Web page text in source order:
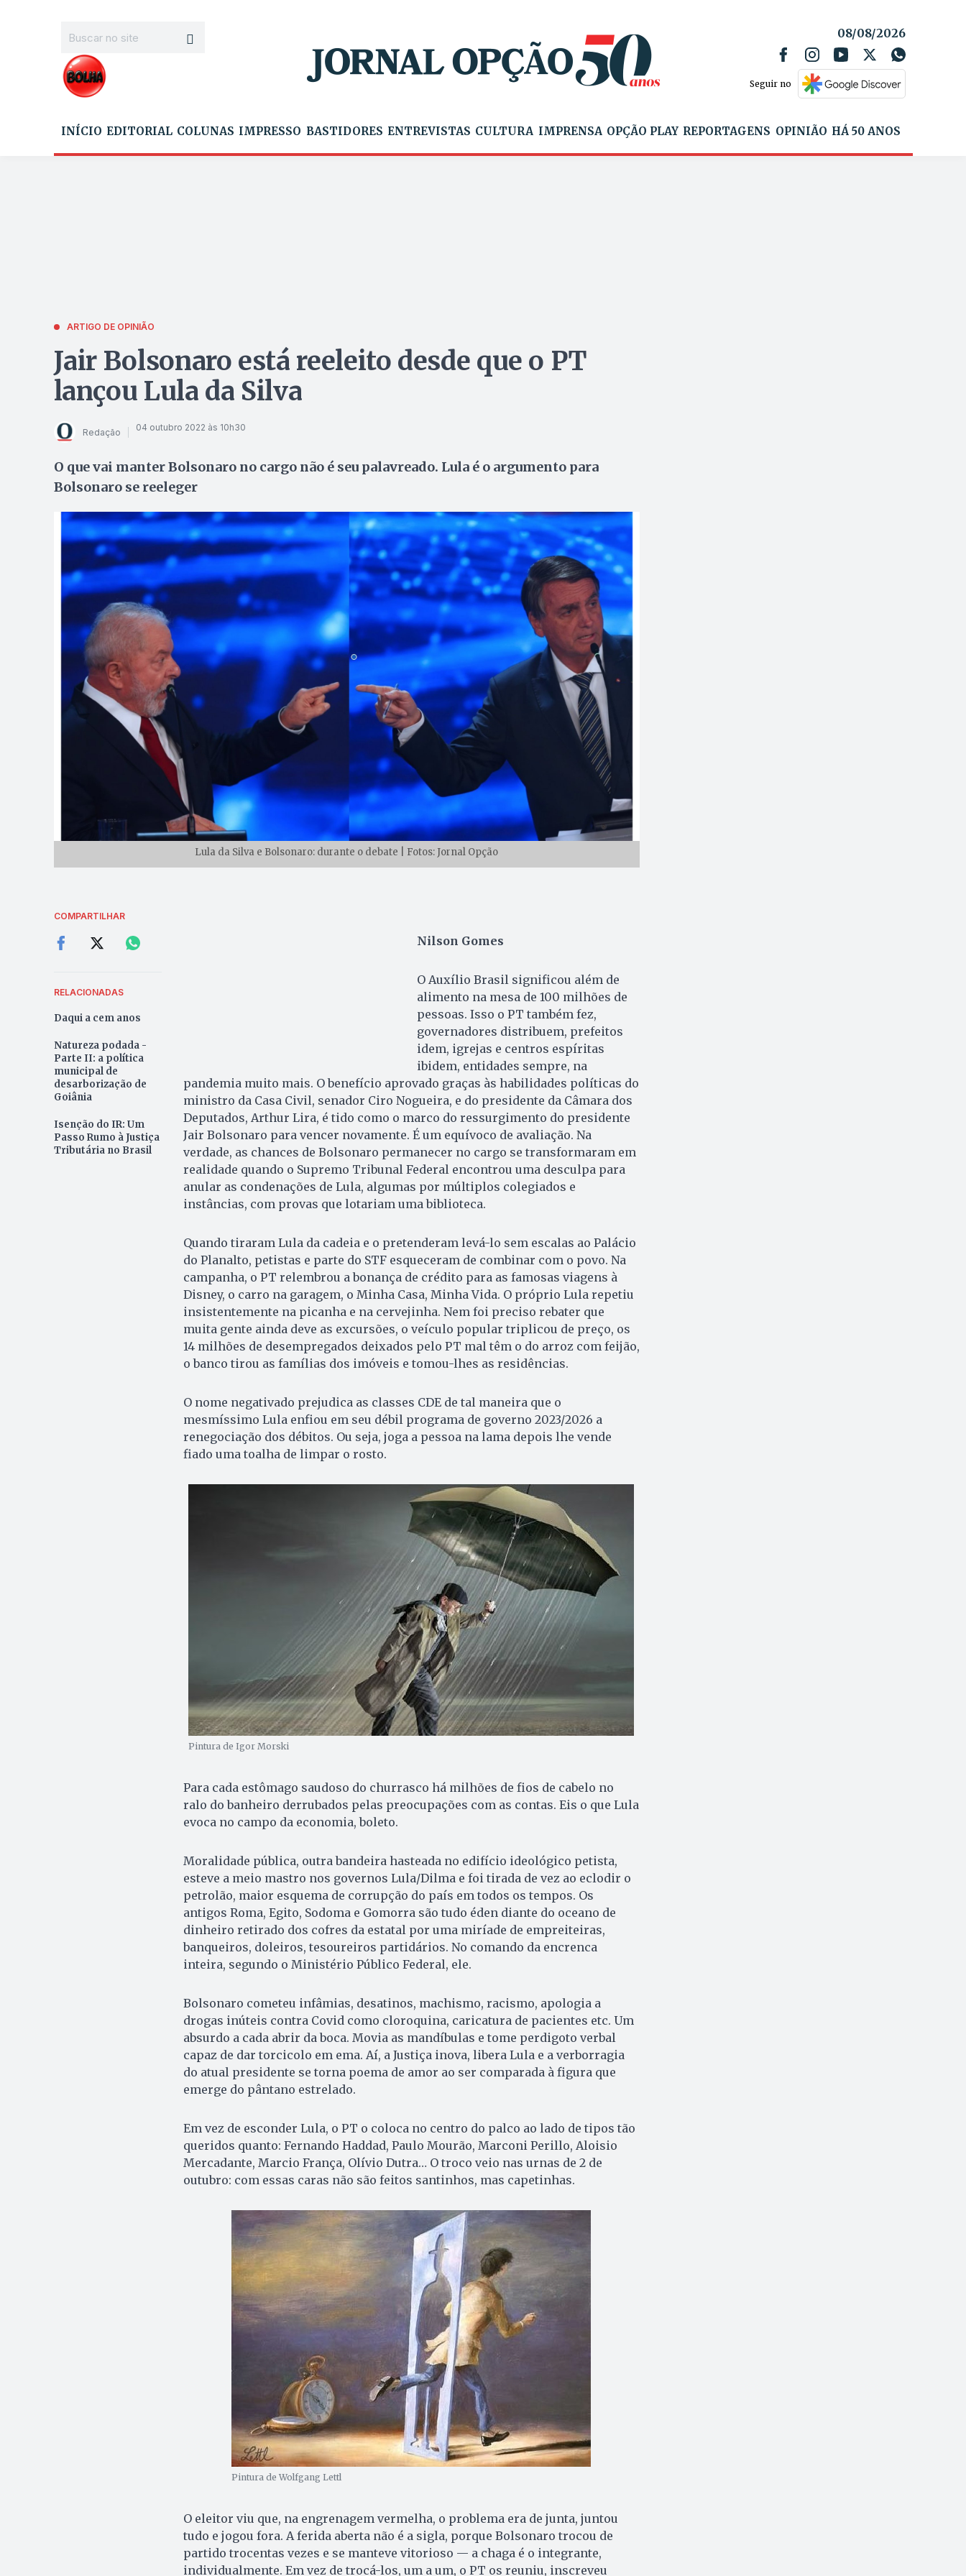
08/08/2026
Seguir no
INÍCIO EDITORIAL COLUNAS IMPRESSO BASTIDORES ENTREVISTAS CULTURA IMPRENSA OPÇÃO PLAY REPORTAGENS OPINIÃO HÁ 50 ANOS
ARTIGO DE OPINIÃO
Jair Bolsonaro está reeleito desde que o PT
lançou Lula da Silva
Redação 04 outubro 2022 às 10h30
O que vai manter Bolsonaro no cargo não é seu palavreado. Lula é o argumento para
Bolsonaro se reeleger
Lula da Silva e Bolsonaro: durante o debate | Fotos: Jornal Opção
COMPARTILHAR
RELACIONADAS
Daqui a cem anos
Natureza podada -
Parte II: a política
municipal de
desarborização de
Goiânia
Isenção do IR: Um
Passo Rumo à Justiça
Tributária no Brasil
Nilson Gomes
O Auxílio Brasil significou além de
alimento na mesa de 100 milhões de
pessoas. Isso o PT também fez,
governadores distribuem, prefeitos
idem, igrejas e centros espíritas
ibidem, entidades sempre, na
pandemia muito mais. O benefício aprovado graças às habilidades políticas do
ministro da Casa Civil, senador Ciro Nogueira, e do presidente da Câmara dos
Deputados, Arthur Lira, é tido como o marco do ressurgimento do presidente
Jair Bolsonaro para vencer novamente. É um equívoco de avaliação. Na
verdade, as chances de Bolsonaro permanecer no cargo se transformaram em
realidade quando o Supremo Tribunal Federal encontrou uma desculpa para
anular as condenações de Lula, algumas por múltiplos colegiados e
instâncias, com provas que lotariam uma biblioteca.
Quando tiraram Lula da cadeia e o pretenderam levá-lo sem escalas ao Palácio
do Planalto, petistas e parte do STF esqueceram de combinar com o povo. Na
campanha, o PT relembrou a bonança de crédito para as famosas viagens à
Disney, o carro na garagem, o Minha Casa, Minha Vida. O próprio Lula repetiu
insistentemente na picanha e na cervejinha. Nem foi preciso rebater que
muita gente ainda deve as excursões, o veículo popular triplicou de preço, os
14 milhões de desempregados deixados pelo PT mal têm o do arroz com feijão,
o banco tirou as famílias dos imóveis e tomou-lhes as residências.
O nome negativado prejudica as classes CDE de tal maneira que o
mesmíssimo Lula enfiou em seu débil programa de governo 2023/2026 a
renegociação dos débitos. Ou seja, joga a pessoa na lama depois lhe vende
fiado uma toalha de limpar o rosto.
Pintura de Igor Morski
Para cada estômago saudoso do churrasco há milhões de fios de cabelo no
ralo do banheiro derrubados pelas preocupações com as contas. Eis o que Lula
evoca no campo da economia, boleto.
Moralidade pública, outra bandeira hasteada no edifício ideológico petista,
esteve a meio mastro nos governos Lula/Dilma e foi tirada de vez ao eclodir o
petrolão, maior esquema de corrupção do país em todos os tempos. Os
antigos Roma, Egito, Sodoma e Gomorra são tudo éden diante do oceano de
dinheiro retirado dos cofres da estatal por uma miríade de empreiteiras,
banqueiros, doleiros, tesoureiros partidários. No comando da encrenca
inteira, segundo o Ministério Público Federal, ele.
Bolsonaro cometeu infâmias, desatinos, machismo, racismo, apologia a
drogas inúteis contra Covid como cloroquina, caricatura de pacientes etc. Um
absurdo a cada abrir da boca. Movia as mandíbulas e tome perdigoto verbal
capaz de dar torcicolo em ema. Aí, a Justiça inova, libera Lula e a verborragia
do atual presidente se torna poema de amor ao ser comparada à figura que
emerge do pântano estrelado.
Em vez de esconder Lula, o PT o coloca no centro do palco ao lado de tipos tão
queridos quanto: Fernando Haddad, Paulo Mourão, Marconi Perillo, Aloisio
Mercadante, Marcio França, Olívio Dutra… O troco veio nas urnas de 2 de
outubro: com essas caras não são feitos santinhos, mas capetinhas.
Pintura de Wolfgang Lettl
O eleitor viu que, na engrenagem vermelha, o problema era de junta, juntou
tudo e jogou fora. A ferida aberta não é a sigla, porque Bolsonaro trocou de
partido trocentas vezes e se manteve vitorioso — a chaga é o integrante,
individualmente. Em vez de trocá-los, um a um, o PT os reuniu, inscreveu